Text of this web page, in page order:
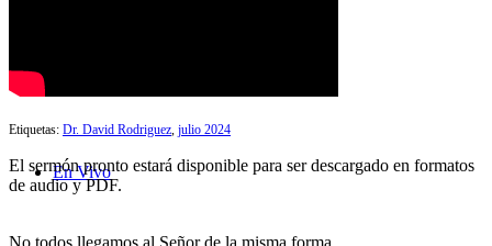
En Vivo
Etiquetas: Dr. David Rodriguez julio 2024
El sermón pronto estará disponible para ser descargado en formatos
de audio y PDF.
No todos llegamos al Señor de la misma forma.